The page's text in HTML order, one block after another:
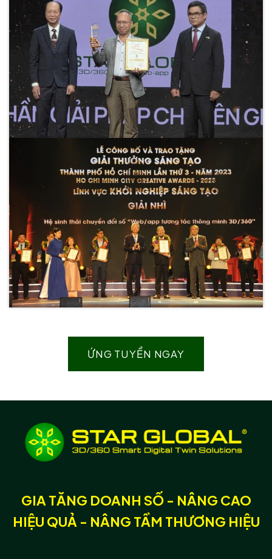
ỨNG TUYỂN NGAY
GIA TĂNG DOANH SỐ - NÂNG CAO
HIỆU QUẢ - NÂNG TẦM THƯƠNG HIỆU